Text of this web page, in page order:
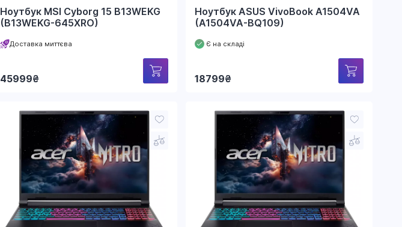
Ноутбук MSI Cyborg 15 B13WEKG
(B13WEKG-645XRO)
Доставка миттєва
45999₴
Ноутбук ASUS VivoBook A1504VA
(A1504VA-BQ109)
Є на складі
18799₴